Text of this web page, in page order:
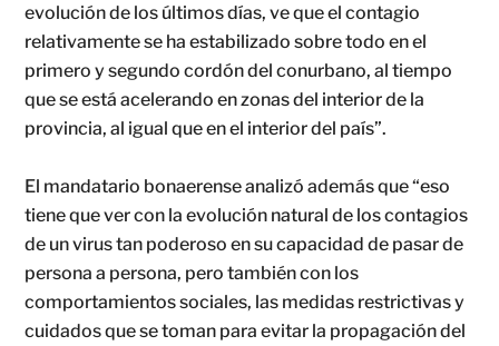
evolución de los últimos días, ve que el contagio
relativamente se ha estabilizado sobre todo en el
primero y segundo cordón del conurbano, al tiempo
que se está acelerando en zonas del interior de la
provincia, al igual que en el interior del país”.
El mandatario bonaerense analizó además que “eso
tiene que ver con la evolución natural de los contagios
de un virus tan poderoso en su capacidad de pasar de
persona a persona, pero también con los
comportamientos sociales, las medidas restrictivas y
cuidados que se toman para evitar la propagación del